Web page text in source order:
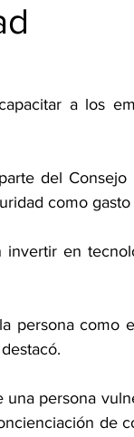
a los
del Consejo
como
invertir en
persona como
una persona
de